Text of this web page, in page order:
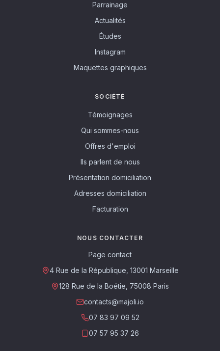
Parrainage
Actualités
Études
Instagram
Maquettes graphiques
SOCIÉTÉ
Témoignages
Qui sommes-nous
Offres d'emploi
Ils parlent de nous
Présentation domiciliation
Adresses domiciliation
Facturation
NOUS CONTACTER
Page contact
4 Rue de la République, 13001 Marseille
128 Rue de la Boétie, 75008 Paris
contacts@majoli.io
07 83 97 09 52
07 57 95 37 26